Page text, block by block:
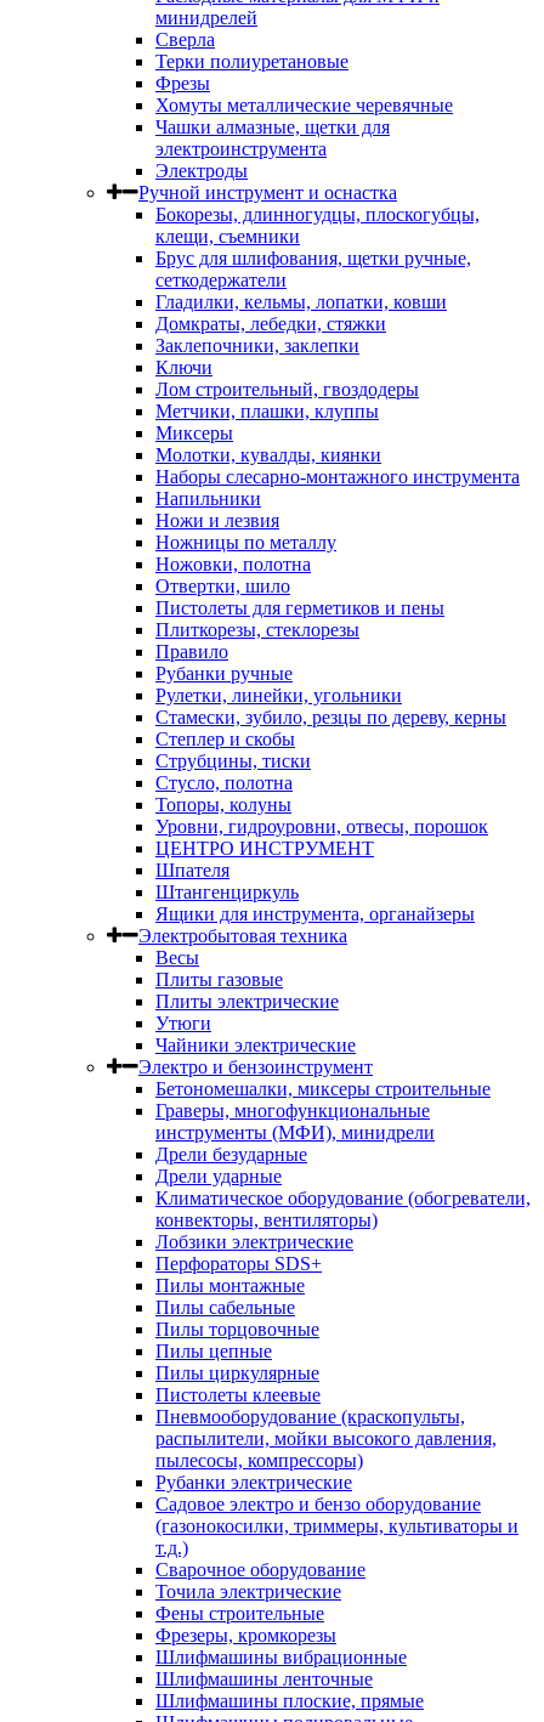
минидрелей
Сверла
Терки полиуретановые
Фрезы
Хомуты металлические черевячные
Чашки алмазные, щетки для
электроинструмента
Электроды
Ручной инструмент и оснастка
Бокорезы, длинногудцы, плоскогубцы,
клещи, съемники
Брус для шлифования, щетки ручные,
сеткодержатели
Гладилки, кельмы, лопатки, ковши
Домкраты, лебедки, стяжки
Заклепочники, заклепки
Ключи
Лом строительный, гвоздодеры
Метчики, плашки, клуппы
Миксеры
Молотки, кувалды, киянки
Наборы слесарно-монтажного инструмента
Напильники
Ножи и лезвия
Ножницы по металлу
Ножовки, полотна
Отвертки, шило
Пистолеты для герметиков и пены
Плиткорезы, стеклорезы
Правило
Рубанки ручные
Рулетки, линейки, угольники
Стамески, зубило, резцы по дереву, керны
Степлер и скобы
Струбцины, тиски
Стусло, полотна
Топоры, колуны
Уровни, гидроуровни, отвесы, порошок
ЦЕНТРО ИНСТРУМЕНТ
Шпателя
Штангенциркуль
Ящики для инструмента, органайзеры
Электробытовая техника
Весы
Плиты газовые
Плиты электрические
Утюги
Чайники электрические
Электро и бензоинструмент
Бетономешалки, миксеры строительные
Граверы, многофункциональные
инструменты (МФИ), минидрели
Дрели безударные
Дрели ударные
Климатическое оборудование (обогреватели,
конвекторы, вентиляторы)
Лобзики электрические
Перфораторы SDS+
Пилы монтажные
Пилы сабельные
Пилы торцовочные
Пилы цепные
Пилы циркулярные
Пистолеты клеевые
Пневмооборудование (краскопульты,
распылители, мойки высокого давления,
пылесосы, компрессоры)
Рубанки электрические
Садовое электро и бензо оборудование
(газонокосилки, триммеры, культиваторы и
т.д.)
Сварочное оборудование
Точила электрические
Фены строительные
Фрезеры, кромкорезы
Шлифмашины вибрационные
Шлифмашины ленточные
Шлифмашины плоские, прямые